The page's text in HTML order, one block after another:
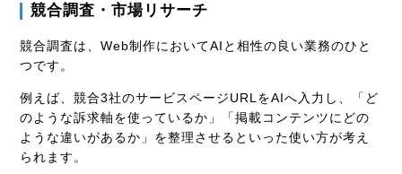
競合調査・市場リサーチ
競合調査は、Web制作においてAIと相性の良い業務のひと
つです。
例えば、競合3社のサービスページURLをAIへ入力し、「ど
のような訴求軸を使っているか」「掲載コンテンツにどの
ような違いがあるか」を整理させるといった使い方が考え
られます。